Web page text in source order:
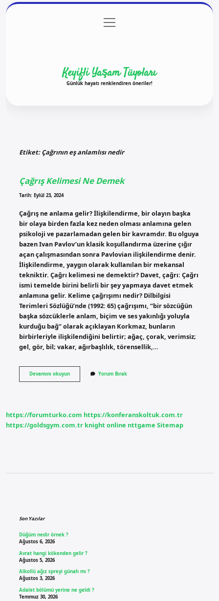
Gizlilik Politikası
menüyü
aç
Keyifli Yaşam Tüyoları
Günlük hayatı renklendiren öneriler!
Etiket:Çağrının eş anlamlısı nedir
Çağrış Kelimesi Ne Demek
Tarih: Eylül 23, 2024
Çağrış ne anlama gelir? İlişkilendirme, bir olayın başka
bir olaya birden fazla kez neden olması anlamına gelen
psikoloji ve pazarlamadan gelen bir kavramdır. Bu olguya
bazen Ivan Pavlov’un klasik koşullandırma üzerine çığır
açan çalışmasından sonra Pavlovian ilişkilendirme denir.
İlişkilendirme, yaygın olarak kullanılan bir mekansal
tekniktir. Çağrı kelimesi ne demektir? Davet, çağrı: Çağrı
ismi temelde birini belirli bir şey yapmaya davet etmek
anlamına gelir. Kelime çağrışımı nedir? Dilbilgisi
Terimleri Sözlüğü’nde (1992: 65) çağrışımı, “bir sözcüğün
başka sözcüklerle anlam, biçim ve ses yakınlığı yoluyla
kurduğu bağ” olarak açıklayan Korkmaz, bunların
birbirleriyle ilişkilendiğini belirtir; ağaç, çorak, verimsiz;
gel, gör, bil; vakar, ağırbaşlılık, törensellik,…
Devamını okuyunÇağrış
Kelimesi
Yorum Bırak
https://forumturko.com https://konferanskoltuk.com.tr
https://goldsgym.com.tr knight online nttgame Sitemap
Son Yazılar
Düğüm nedir örnek ?
Ağustos 6, 2026
Avrat hangi kökenden gelir ?
Ağustos 5, 2026
Alkollü ağız spreyi günah mı ?
Ağustos 3, 2026
Adalet bölümü yerine ne geldi ?
Temmuz 30, 2026